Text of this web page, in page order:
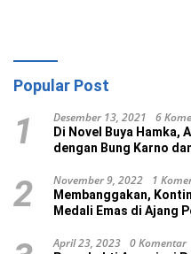
Popular Post
1 Desember 13, 2021 6
Di Novel Buya Hamka,
dengan Bung Karno
2 November 9, 2022 1
Membanggakan,
Medali Emas di Ajang
April 23, 2023 0 Komentar